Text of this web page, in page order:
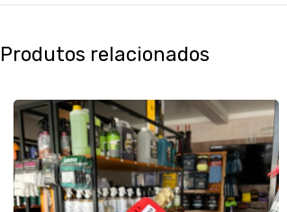
Produtos relacionados